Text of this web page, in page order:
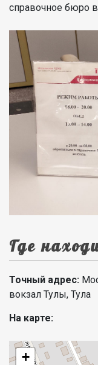
справочное бюро
Где
Точный адрес:
вокзал Тулы, Тула
На карте:
+